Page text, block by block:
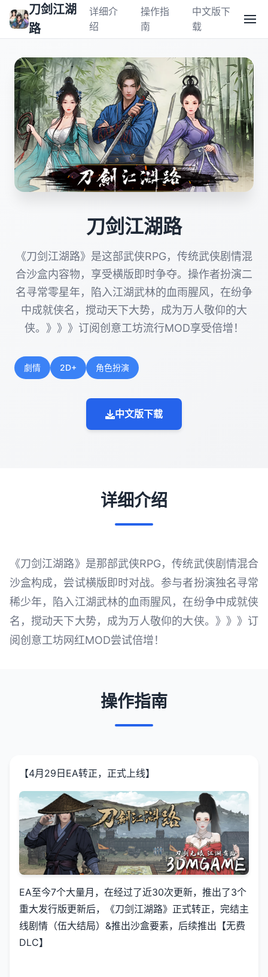
刀剑江湖
路
详细介
绍
操作指
南
中文版下
载
刀剑江湖路
《刀剑江湖路》是这部武侠RPG，传统武侠剧情混
合沙盒内容物，享受横版即时争夺。操作者扮演二
名寻常零星年，陷入江湖武林的血雨腥风，在纷争
中成就侠名，搅动天下大势，成为万人敬仰的大
侠。》》》订阅创意工坊流行MOD享受倍增！
劇情 2D+ 角色扮演
中文版下载
详细介绍
《刀剑江湖路》是那部武侠RPG，传统武侠剧情混合
沙盒构成，尝试横版即时对战。参与者扮演独名寻常
稀少年，陷入江湖武林的血雨腥风，在纷争中成就侠
名，搅动天下大势，成为万人敬仰的大侠。》》》订
阅创意工坊网红MOD尝试倍增！
操作指南
【4月29日EA转正，正式上线】
EA至今7个大量月，在经过了近30次更新，推出了3个
重大发行版更新后，《刀剑江湖路》正式转正，完结主
线剧情（伍大结局）&推出沙盒要素，后续推出【无费
DLC】